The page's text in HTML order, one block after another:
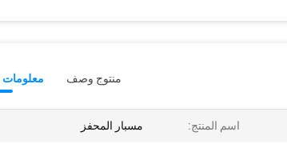
معلومات منتوج وصف
اسم المنتج: مسبار المحفز